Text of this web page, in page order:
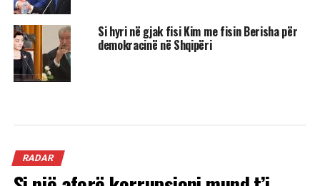
Si hyri në gjak fisi Kim me fisin Berisha për
demokracinë në Shqipëri
RADAR